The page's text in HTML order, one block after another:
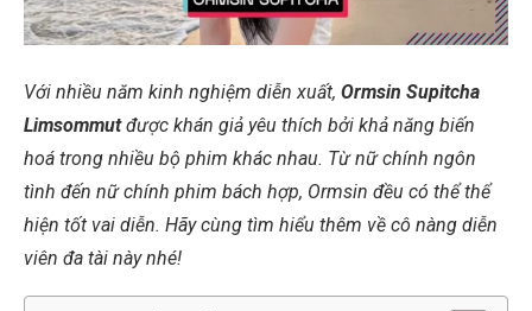
Với nhiều năm kinh nghiệm diễn xuất, Ormsin Supitcha
Limsommutđược khán giả yêu thích bởi khả năng biến
hoá trong nhiều bộ phim khác nhau. Từ nữ chính ngôn
tình đến nữ chính phim bách hợp, Ormsin đều có thể thể
hiện tốt vai diễn. Hãy cùng tìm hiểu thêm về cô nàng diễn
viên đa tài này nhé!